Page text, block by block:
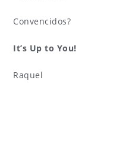
Convencidos?
It’s Up to You!
Raquel